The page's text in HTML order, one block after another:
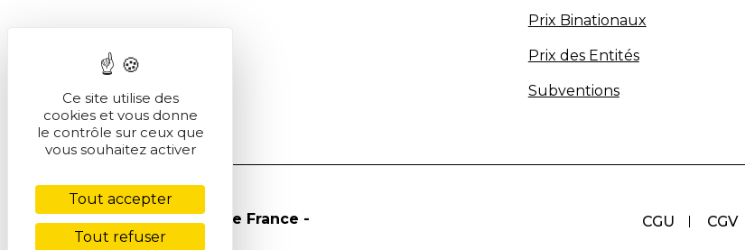
Prix Binationaux
Prix des Entités
Subventions
CGU CGV
© Société Chimique de France -
Ce site utilise des
cookies et vous donne
le contrôle sur ceux que
vous souhaitez activer
Tout accepter
Tout refuser